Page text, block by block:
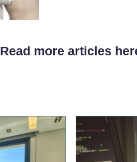
Read more articles